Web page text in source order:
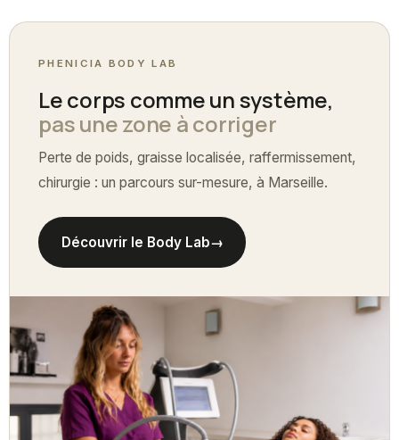
PHENICIA BODY LAB
Le corps comme un système,
pas une zone à corriger
Perte de poids, graisse localisée, raffermissement,
chirurgie : un parcours sur-mesure, à Marseille.
Découvrir le Body Lab→